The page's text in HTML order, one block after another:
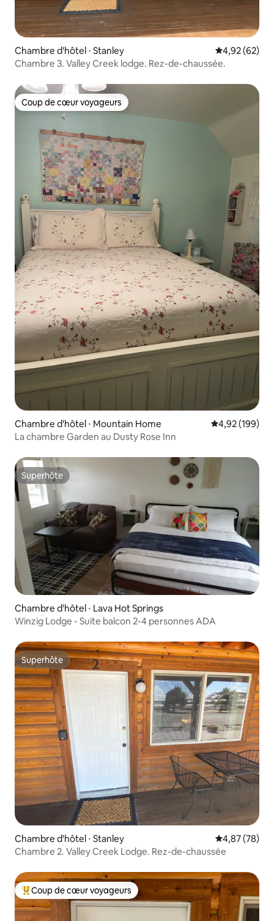
Chambre d'hôtel ⋅ Stanley Évaluation
4,92 (62)
Chambre 3. Valley Creek lodge. Rez-de-chaussée.
Coup de cœur voyageurs
Coup de cœur voyageurs
Chambre d'hôtel ⋅ Mountain Home Évaluation
4,92 (199)
La chambre Garden au Dusty Rose Inn
Superhôte
Superhôte
Chambre d'hôtel ⋅ Lava Hot Springs
Winzig Lodge - Suite balcon 2-4 personnes ADA
Superhôte
Superhôte
Chambre d'hôtel ⋅ Stanley Évaluation
4,87 (78)
Chambre 2. Valley Creek Lodge. Rez-de-chaussée
Coups de cœur voyageurs les plus appréciés
Coup de cœur voyageurs